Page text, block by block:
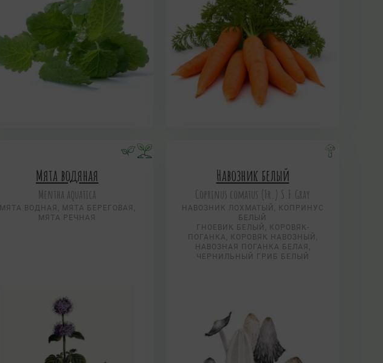
Мята водяная
Mentha aquatica
МЯТА ВОДНАЯ, МЯТА БЕРЕГОВАЯ,
МЯТА РЕЧНАЯ
Навозник белый
Coprinus comatus (Fr.) S.F.Gray
НАВОЗНИК ЛОХМАТЫЙ, КОПРИНУС
БЕЛЫЙ
ГНОЕВИК БЕЛЫЙ, КОРОВЯК-
ПОГАНКА, КОРОВЯК НАВОЗНЫЙ,
НАВОЗНАЯ ПОГАНКА БЕЛАЯ,
ЧЕРНИЛЬНЫЙ ГРИБ БЕЛЫЙ